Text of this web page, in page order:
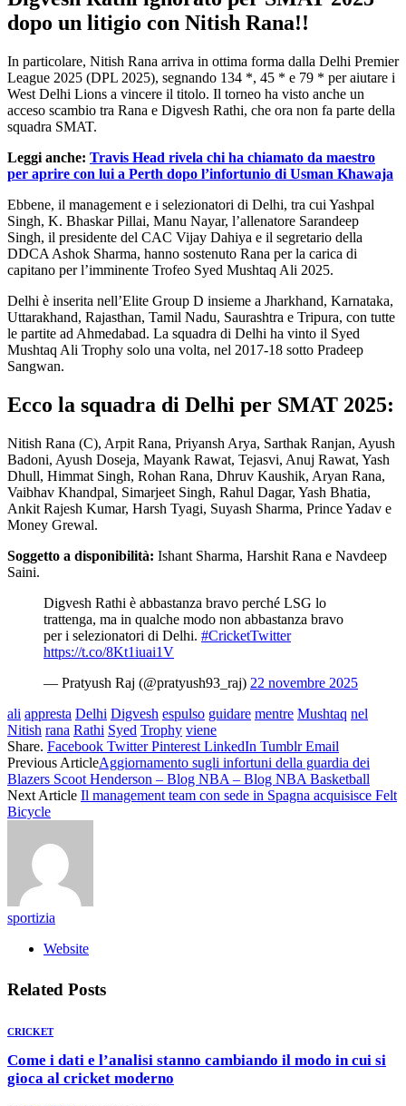
dopo un litigio con Nitish Rana!!
In particolare, Nitish Rana arriva in ottima forma dalla Delhi Premier
League 2025 (DPL 2025), segnando 134 *, 45 * e 79 * per aiutare i
West Delhi Lions a vincere il titolo. Il torneo ha visto anche un
acceso scambio tra Rana e Digvesh Rathi, che ora non fa parte della
squadra SMAT.
Leggi anche: Travis Head rivela chi ha chiamato da maestro
per aprire con lui a Perth dopo l’infortunio di Usman Khawaja
Ebbene, il management e i selezionatori di Delhi, tra cui Yashpal
Singh, K. Bhaskar Pillai, Manu Nayar, l’allenatore Sarandeep
Singh, il presidente del CAC Vijay Dahiya e il segretario della
DDCA Ashok Sharma, hanno sostenuto Rana per la carica di
capitano per l’imminente Trofeo Syed Mushtaq Ali 2025.
Delhi è inserita nell’Elite Group D insieme a Jharkhand, Karnataka,
Uttarakhand, Rajasthan, Tamil Nadu, Saurashtra e Tripura, con tutte
le partite ad Ahmedabad. La squadra di Delhi ha vinto il Syed
Mushtaq Ali Trophy solo una volta, nel 2017-18 sotto Pradeep
Sangwan.
Ecco la squadra di Delhi per SMAT 2025:
Nitish Rana (C), Arpit Rana, Priyansh Arya, Sarthak Ranjan, Ayush
Badoni, Ayush Doseja, Mayank Rawat, Tejasvi, Anuj Rawat, Yash
Dhull, Himmat Singh, Rohan Rana, Dhruv Kaushik, Aryan Rana,
Vaibhav Khandpal, Simarjeet Singh, Rahul Dagar, Yash Bhatia,
Ankit Rajesh Kumar, Harsh Tyagi, Suyash Sharma, Prince Yadav e
Money Grewal.
Soggetto a disponibilità: Ishant Sharma, Harshit Rana e Navdeep
Saini.
Digvesh Rathi è abbastanza bravo perché LSG lo
trattenga, ma in qualche modo non abbastanza bravo
per i selezionatori di Delhi. #CricketTwitter
https://t.co/8Kt1iuai1V
— Pratyush Raj (@pratyush93_raj) 22 novembre 2025
ali appresta Delhi Digvesh espulso guidare mentre Mushtaq nel
Nitish rana Rathi Syed Trophy viene
Share. Facebook Twitter Pinterest LinkedIn Tumblr Email
Previous ArticleAggiornamento sugli infortuni della guardia dei
Blazers Scoot Henderson – Blog NBA – Blog NBA Basketball
Next Article Il management team con sede in Spagna acquisisce Felt
Bicycle
sportizia
Website
Related Posts
CRICKET
Come i dati e l’analisi stanno cambiando il modo in cui si
gioca al cricket moderno